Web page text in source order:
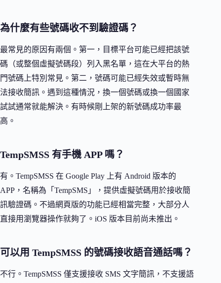
為什麼有些號碼收不到驗證碼？
最常見的原因有兩個。第一，目標平台可能已經把該號
碼（或整個虛擬號碼段）列入黑名單，這在大平台的熱
門號碼上特別常見。第二，號碼可能已經失效或暫時無
法接收簡訊。遇到這種情況，換一個號碼或換一個國家
試試通常就能解決。有時候剛上架的新號碼成功率最
高。
TempSMSS 有手機 APP 嗎？
有。TempSMSS 在 Google Play 上有 Android 版本的
APP，名稱為「TempSMS」，提供虛擬號碼用於接收簡
訊驗證碼。不過網頁版的功能已經相當完整，大部分人
直接用瀏覽器操作就夠了。iOS 版本目前尚未推出。
可以用 TempSMSS 的號碼接收語音通話嗎？
不行。TempSMSS 僅支援接收 SMS 文字簡訊，不支援語